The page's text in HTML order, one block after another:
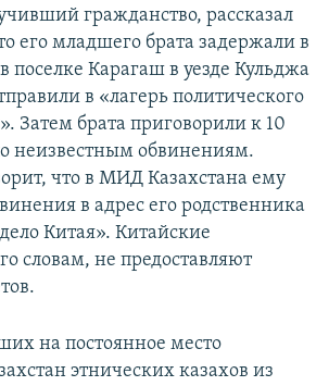
гражданство, рассказал
его младшего брата задержали в
поселке Карагаш в уезде Кульджа
в «лагерь политического
Затем брата приговорили к 10
неизвестным обвинениям.
что в МИД Казахстана ему
в адрес его родственника
Китая». Китайские
словам, не предоставляют
на постоянное место
этнических казахов из